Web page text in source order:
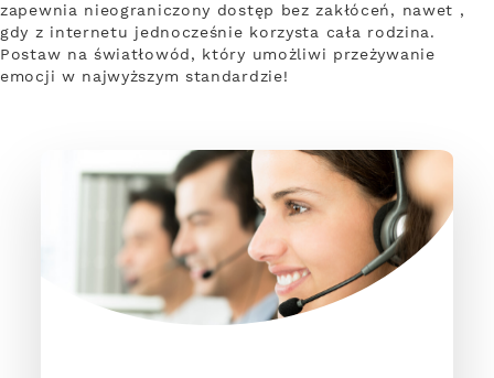
zapewnia nieograniczony dostęp bez zakłóceń, nawet ,
gdy z internetu jednocześnie korzysta cała rodzina.
Postaw na światłowód, który umożliwi przeżywanie
emocji w najwyższym standardzie!